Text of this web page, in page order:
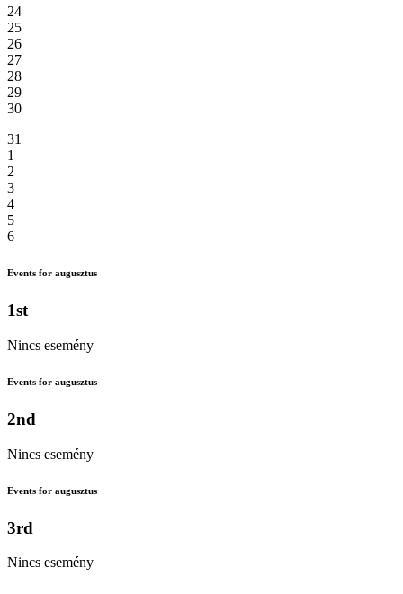
24
25
26
27
28
29
30
31
1
2
3
4
5
6
Events for augusztus
1st
Nincs esemény
Events for augusztus
2nd
Nincs esemény
Events for augusztus
3rd
Nincs esemény